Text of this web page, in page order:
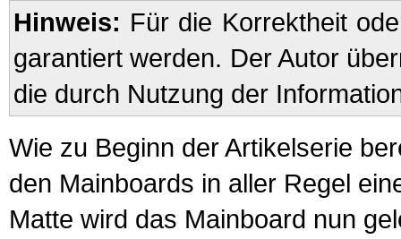
Hinweis: Für die Korrektheit
garantiert werden. Der Autor
die durch Nutzung der
Wie zu Beginn der Artikelserie
den Mainboards in aller Regel
Matte wird das Mainboard nun